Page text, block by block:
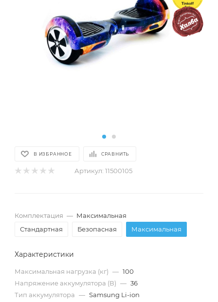
В ИЗБРАННОЕ СРАВНИТЬ
Артикул: 11500105
Комплектация — Максимальная
Стандартная
Безопасная Максимальная
Характеристики
Максимальная нагрузка (кг) — 100
Напряжение аккумулятора (В) — 36
Тип аккумулятора — Samsung Li-ion